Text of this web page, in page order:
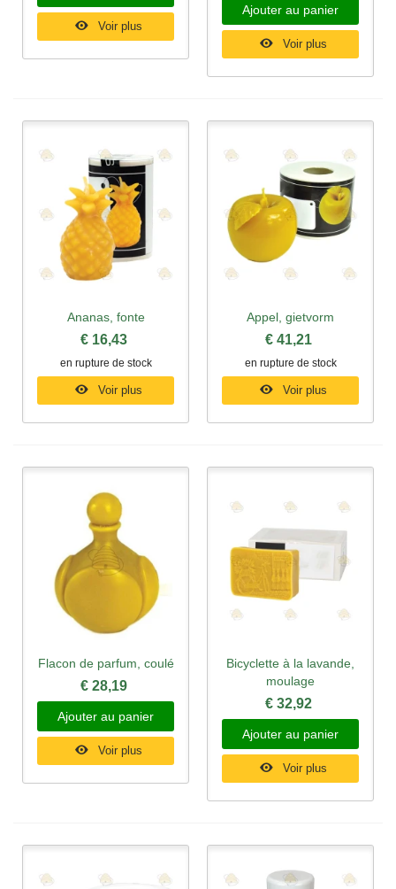
Voir plus
Ajouter au panier
Voir plus
Ananas, fonte
€ 16,43
en rupture de stock
Voir plus
Appel, gietvorm
€ 41,21
en rupture de stock
Voir plus
Flacon de parfum, coulé
€ 28,19
Ajouter au panier
Voir plus
Bicyclette à la lavande,
moulage
€ 32,92
Ajouter au panier
Voir plus